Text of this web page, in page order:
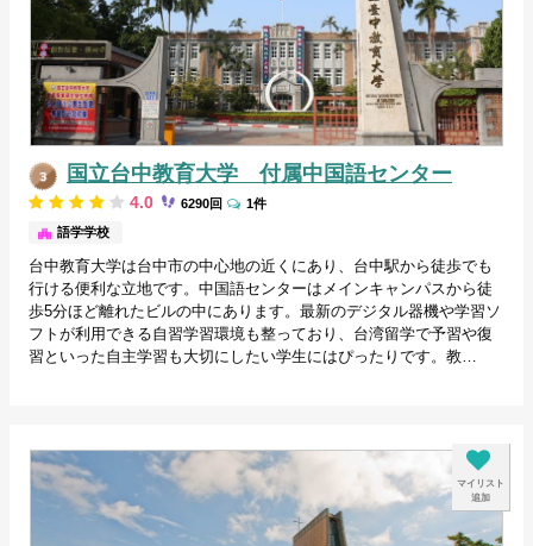
国立台中教育大学 付属中国語センター
4.0
台中/台湾
語学学校
6290回 1件
台中教育大学は台中市の中心地の近くにあり、台中駅から徒歩でも
行ける便利な立地です。中国語センターはメインキャンパスから徒
歩5分ほど離れたビルの中にあります。最新のデジタル器機や学習ソ
フトが利用できる自習学習環境も整っており、台湾留学で予習や復
習といった自主学習も大切にしたい学生にはぴったりです。教…
マイリスト
追加